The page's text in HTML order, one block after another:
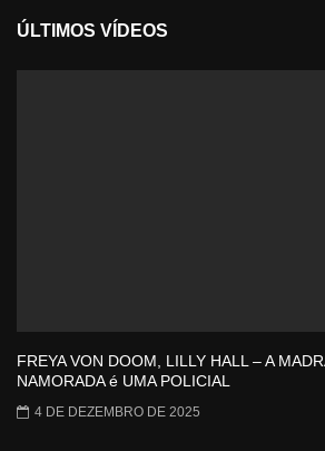
ÚLTIMOS VÍDEOS
FREYA VON DOOM, LILLY HALL – A
NAMORADA é UMA POLICIAL
4 DE DEZEMBRO DE 2025